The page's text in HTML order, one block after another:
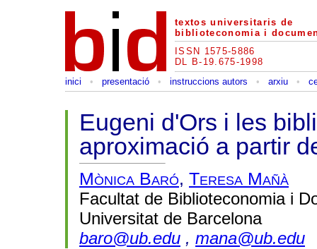
textos universitaris de
biblioteconomia i
ISSN 1575-5886
DL B-19.675-1998
inici
• presentació • instruccions autors • arxiu •
Eugeni d'Ors i les
aproximació a partir
Mònica Baró, Teresa Mañà
Facultat de Biblioteconomia i
Universitat de Barcelona
baro@ub.edu , mana@ub.edu